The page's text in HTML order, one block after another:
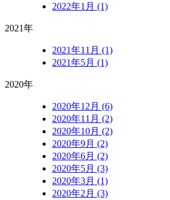
2022年1月 (1)
2021年
2021年11月 (1)
2021年5月 (1)
2020年
2020年12月 (6)
2020年11月 (2)
2020年10月 (2)
2020年9月 (2)
2020年6月 (2)
2020年5月 (3)
2020年3月 (1)
2020年2月 (3)